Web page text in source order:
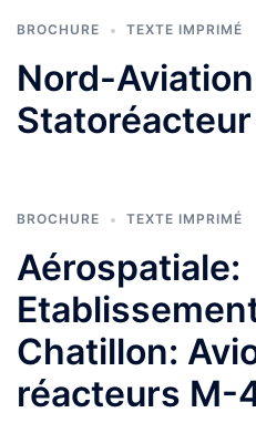
BROCHURE TEXTE IMPRIMÉ
Nord-
Statoréacteur
BROCHURE TEXTE IMPRIMÉ
Aérospatiale:
Chatillon:
réacteurs M-